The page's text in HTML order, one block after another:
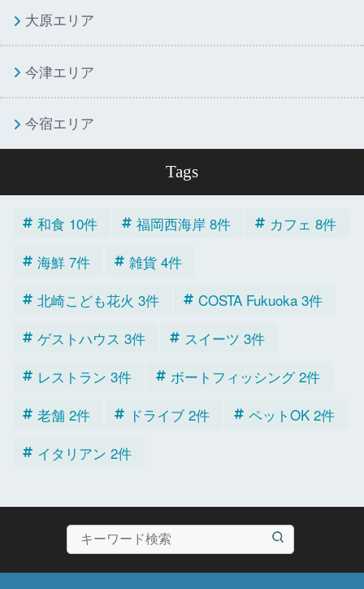
大原エリア
今津エリア
今宿エリア
Tags
和食 10件 福岡西海岸 8件
カフェ 8件
海鮮 7件
雑貨 4件
北崎こども花火 3件
COSTA Fukuoka 3件
ゲストハウス 3件
スイーツ 3件
レストラン 3件
ボートフィッシング 2件
老舗 2件
ドライブ 2件
ペットOK 2件
イタリアン 2件